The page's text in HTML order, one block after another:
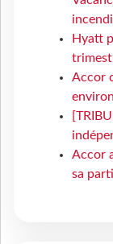
Hyatt
Accor
Accor
sa